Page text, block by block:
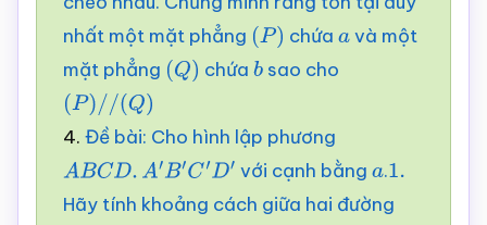
nhất một mặt phẳng (P) chứaavà một
mặt phẳng (Q) chứa bsao cho
(P)//(Q)
4. Đề bài: Cho hình lập phương
ABCD.A′ B′C′D′ với cạnh bằnga.1.
Hãy tính khoảng cách giữa hai đường